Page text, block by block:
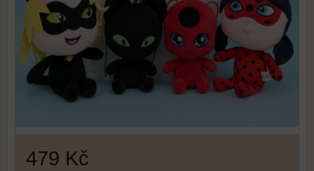
479 Kč